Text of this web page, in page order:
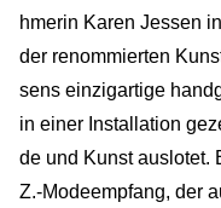
hmerin Karen Jessen
der renommierten
sens einzigartige
in einer Installation
de und Kunst auslotet.
Z.-Modeempfang, der